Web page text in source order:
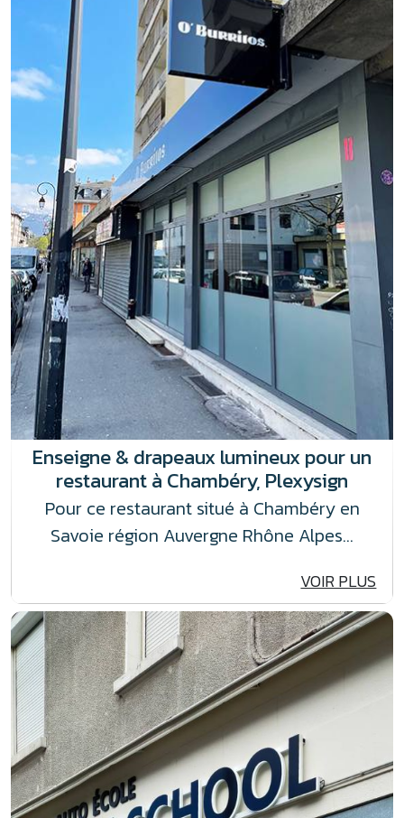
Enseigne & drapeaux lumineux pour un
restaurant à Chambéry, Plexysign
Pour ce restaurant situé à Chambéry en
Savoie région Auvergne Rhône Alpes…
VOIR PLUS